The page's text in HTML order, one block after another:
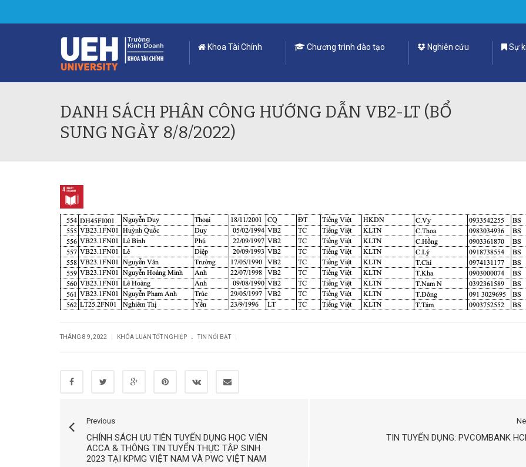
Khoa Tài Chính Chương trình đào tạo Nghiên cứu Sự
DANH SÁCH PHÂN CÔNG HƯỚNG DẪN VB2-LT (BỔ
SUNG NGÀY 8/8/2022)
THÁNG 8 9, 2022 KHÓA LUẬN TỐT NGHIỆP . TIN NỔI BẬT
Previous
CHÍNH SÁCH ƯU TIÊN TUYỂN DỤNG HỌC VIÊN
ACCA & THÔNG TIN TUYỂN THỰC TẬP SINH
2023 TẠI KPMG VIỆT NAM VÀ PWC VIỆT NAM
TIN TUYỂN DỤNG: PVCOMBANK